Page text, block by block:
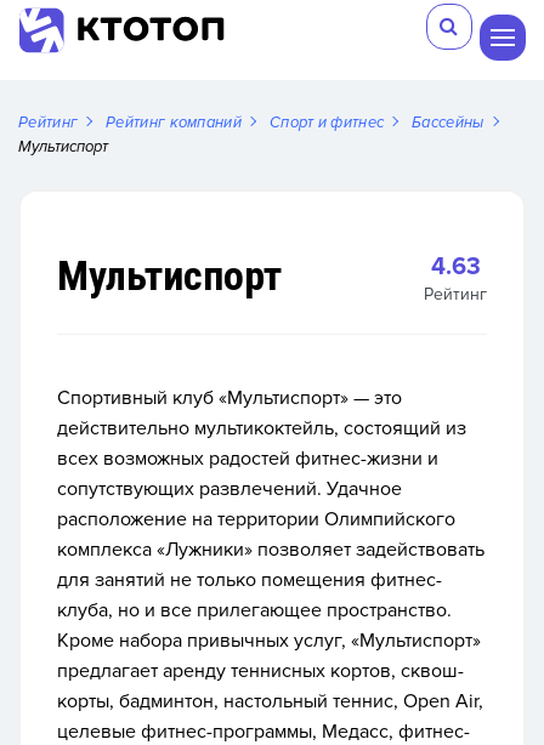
Рейтинг Рейтинг компаний Спорт и фитнес
Бассейны
Мультиспорт
Мультиспорт 4.63
Рейтинг
Спортивный клуб «Мультиспорт» — это
действительно мультикоктейль, состоящий из
всех возможных радостей фитнес-жизни и
сопутствующих развлечений. Удачное
расположение на территории Олимпийского
комплекса «Лужники» позволяет задействовать
для занятий не только помещения фитнес-
клуба, но и все прилегающее пространство.
Кроме набора привычных услуг, «Мультиспорт»
предлагает аренду теннисных кортов, сквош-
корты, бадминтон, настольный теннис, Open Аir,
целевые фитнес-программы, Медасс, фитнес-